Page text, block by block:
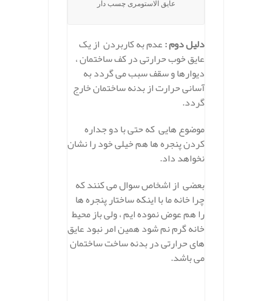
عایق الاستومری چسب دار
دلیل دوم :عدم به کاربردن از یک
عایق خوب حرارتی در کف ساختمان ،
دیوارها و سقف سبب می گردد به
آسانی حرارت از بدنه ساختمان خارج
گردد.
موضوع هایی که حتی با دو جداره
کردن پنجره ها هم خیلی خود را نشان
نخواهد داد.
بعضی از اشخاص سوال می کنند که
چرا خانه ما با اینکه ساختار پنجره ها
را هم عوض نموده ایم ، ولی باز محیط
خانه گرم نم شود همین امر نبود عایق
های حرارتی در بدنه ساخت ساختمان
می باشد.